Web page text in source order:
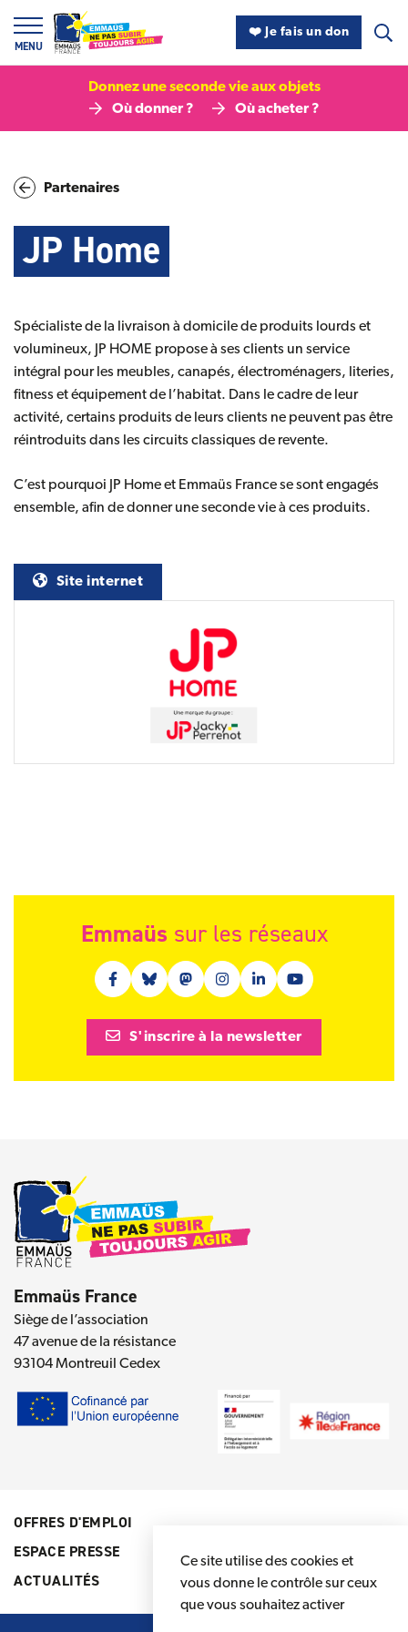
MENU
❤️ Je fais un don
Donnez une seconde vie aux objets
Où donner ?
Où acheter ?
Partenaires
JP Home
Spécialiste de la livraison à domicile de produits lourds et
volumineux, JP HOME propose à ses clients un service
intégral pour les meubles, canapés, électroménagers, literies,
fitness et équipement de l’habitat. Dans le cadre de leur
activité, certains produits de leurs clients ne peuvent pas être
réintroduits dans les circuits classiques de revente.
C’est pourquoi JP Home et Emmaüs France se sont engagés
ensemble, afin de donner une seconde vie à ces produits.
Site internet(nouvelle fenêtre)
Emmaüs sur les réseaux
Facebook (nouvelle fenêtre)
Bluesky (nouvelle fenêtre)
Mastodon (nouvelle fenêtre)
Instagram (nouvelle fenêtre)
Linkedin (nouvelle
Youtube
S'inscrire à la newsletter
Emmaüs France
Siège de l’association
47 avenue de la résistance
93104 Montreuil Cedex
OFFRES D'EMPLOI
ESPACE PRESSE
ACTUALITÉS
Panneau de gestion des cookies
Ce site utilise des cookies et
vous donne le contrôle sur ceux
que vous souhaitez activer